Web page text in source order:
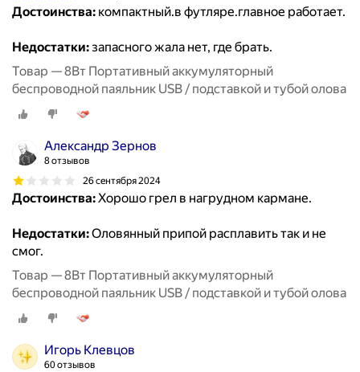
Достоинства: компактный.в футляре.главное работает.
Недостатки:запасного жала нет, где брать.
Товар — 8Вт Портативный аккумуляторный
беспроводной паяльник USB / подставкой и тубой олова
Александр Зернов
8 отзывов
26 сентября 2024
Достоинства:Хорошо грел в нагрудном кармане.
Недостатки:Оловянный припой расплавить так и не
смог.
Товар — 8Вт Портативный аккумуляторный
беспроводной паяльник USB / подставкой и тубой олова
Игорь Клевцов
60 отзывов